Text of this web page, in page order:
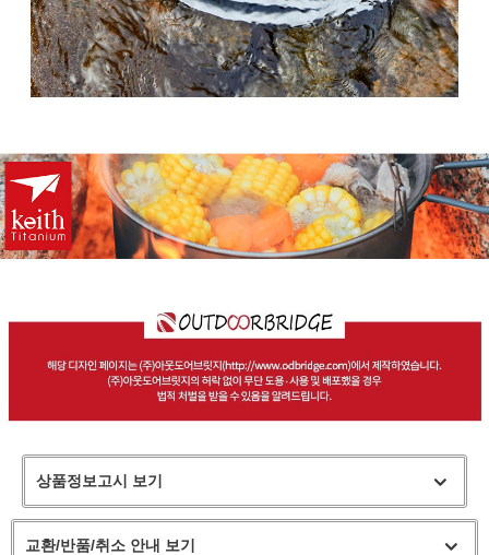
상품정보고시 보기
교환/반품/취소 안내 보기